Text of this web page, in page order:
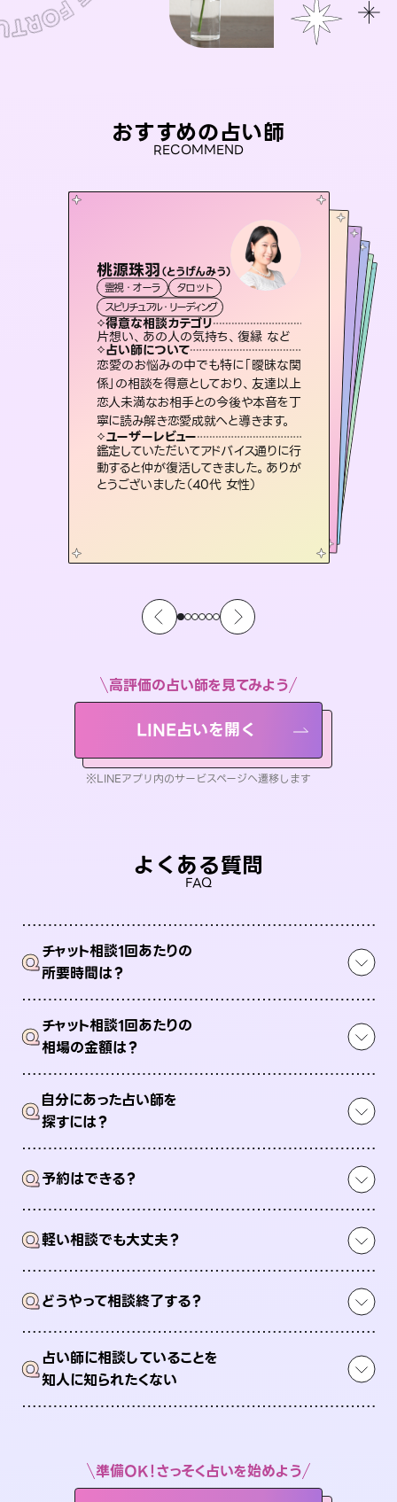
おすすめの占い師
RECOMMEND
桃源珠羽（とうげんみう）
霊視・オーラ
タロット
スピリチュアル・リーディング
得意な相談カテゴリ
片想い、あの人の気持ち、復縁 など
占い師について
恋愛のお悩みの中でも特に「曖昧な関
係」の相談を得意としており、友達以上
恋人未満なお相手との今後や本音を丁
寧に読み解き恋愛成就へと導きます。
ユーザーレビュー
鑑定していただいてアドバイス通りに行
動すると仲が復活してきました。ありが
とうございました（40代 女性）
おう 霊感オラクル
霊視・オーラ
オラクルカード
得意な相談カテゴリ
恋愛総合、あの人の気持ち など
占い師について
霊視×オラクルカードを使って「今」と
「未来」そして「気になるあの人の気持
ち」まで丁寧に読み解き、恋や人生のヒ
ントを優しく引き出します。
ユーザーレビュー
不安な気持ちが嘘みたいに晴れまし
た…！よく視えていらっしゃるんだなと
感じました（40代 女性）
アイリス -iris-
西洋占星術 タロット
ルーン
得意な相談カテゴリ
恋愛総合、片想い、二人の未来 など
占い師について
復縁、恋愛、不倫の行方、同性愛や片
思い、仕事関係や借金問題まで知りた
いことや心の負担になっていることを
紐解き、背中をそっと押して導きます。
ユーザーレビュー
安心感のあり、言い切ってくれる所や濁
さない鑑定のおかげで、毎回自分の気
持ちを整えられます（30代 男性）
未来視師＊花
霊視・オーラ
スピリチュアル・リーディング
得意な相談カテゴリ
出逢い、片想い、復縁 など
占い師について
未来には何パターンもの選択肢があります。不安で視えにくくなっているあなたの素敵な未来を見つけ、その未来を選択できるようアドバイスします。
ユーザーレビュー
職場の人の性質や人間関係、本心など
本当によく視えていてびっくり。対策が
打てて前向きになれます（40代）
セラピスト理恵
霊視・オーラ
スピリチュアル・リーディング
得意な相談カテゴリ
片想い、二人の未来、年の差 など
占い師について
連絡再開、復縁、成就などの報告実績
多数。セラピストとして2万超の施術経
験があるからこそできる鑑定で、より良
い未来をサポートします。
ユーザーレビュー
とても心温まる鑑定でした。しかもこち
らは何も言っていないのに視えていらっ
しゃるんだなと驚きです（30代女性）
彗望（すいぼう
霊視・オーラ
スピリチュアル・リーディング
得意な相談カテゴリ
片想い、あの人の気持ち、復縁 など
占い師について
3,700年以上の歴史を持つ東洋最古の
占術「易占」で詳細まで占い、幸せへ向
かう道筋を示します。厳しい結果にも具
体的な対策をお伝えします。
ユーザーレビュー
複雑な背景もしっかり聞いて鑑定して
いただけました。気持ちが楽になりまし
た（50代 女性）
高評価の占い師を見てみよう
LINE占いを開く
※LINEアプリ内のサービスページへ遷移します
よくある質問
FAQ
Qチャット相談1回あたりの
所要時間は？
Qチャット相談1回あたりの
相場の金額は？
Q自分にあった占い師を
探すには？
Q予約はできる？
Q軽い相談でも大丈夫？
Qどうやって相談終了する？
Q占い師に相談していることを
知人に知られたくない
準備OK！さっそく占いを始めよう